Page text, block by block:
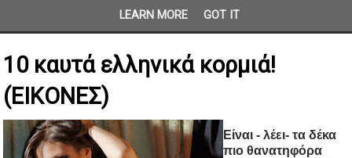
10 καυτά ελληνικά κορμιά!
(ΕΙΚΟΝΕΣ)
Είναι - λέει- τα δέκα
πιο θανατηφόρα
LEARN MORE GOT IT